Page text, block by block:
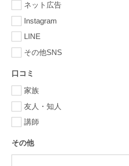
ネット広告
Instagram
LINE
その他SNS
口コミ
家族
友人・知人
講師
その他